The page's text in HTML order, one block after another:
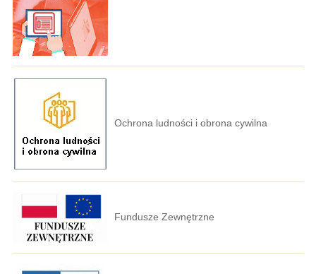
Ochrona ludności i obrona cywilna
Fundusze Zewnętrzne